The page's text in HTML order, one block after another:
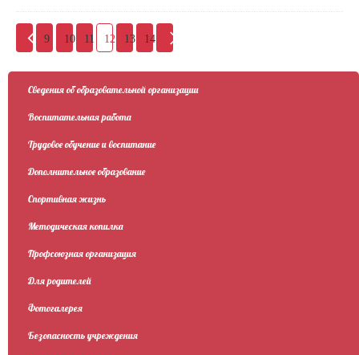
9 10 11 12 13 14
Сведения об образовательной организации
Воспитательная работа
Трудовое обучение и воспитание
Дополнительное образование
Спортивная жизнь
Методическая копилка
Профсоюзная организация
Для родителей
Фотогалерея
Безопасность учреждения